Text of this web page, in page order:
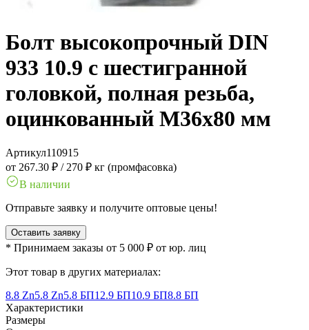
Болт высокопрочный DIN
933 10.9 с шестигранной
головкой, полная резьба,
оцинкованный M36x80 мм
Артикул110915
от 267.30 ₽ / 270 ₽ кг (промфасовка)
В наличии
Отправьте заявку и получите оптовые цены!
Оставить заявку
* Принимаем заказы от 5 000 ₽ от юр. лиц
Этот товар в других материалах:
8.8 Zn5.8 Zn5.8 БП12.9 БП10.9 БП8.8 БП
Характеристики
Размеры